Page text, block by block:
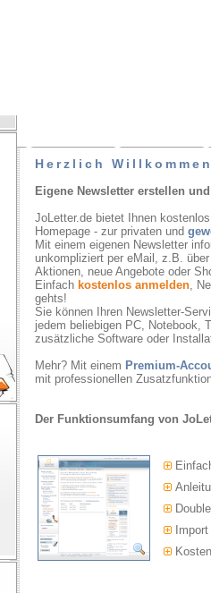
Herzlich
Eigene Newsletter erstellen
JoLetter.de bietet Ihnen
Homepage - zur privaten und
Mit einem eigenen Newsletter
unkompliziert per eMail, z.B.
Aktionen, neue Angebote oder
Einfach kostenlos anmelden,
gehts!
Sie können Ihren Newsletter-
jedem beliebigen PC, Notebook,
zusätzliche Software oder
Mehr? Mit einem Premium-
mit professionellen
Der Funktionsumfang von